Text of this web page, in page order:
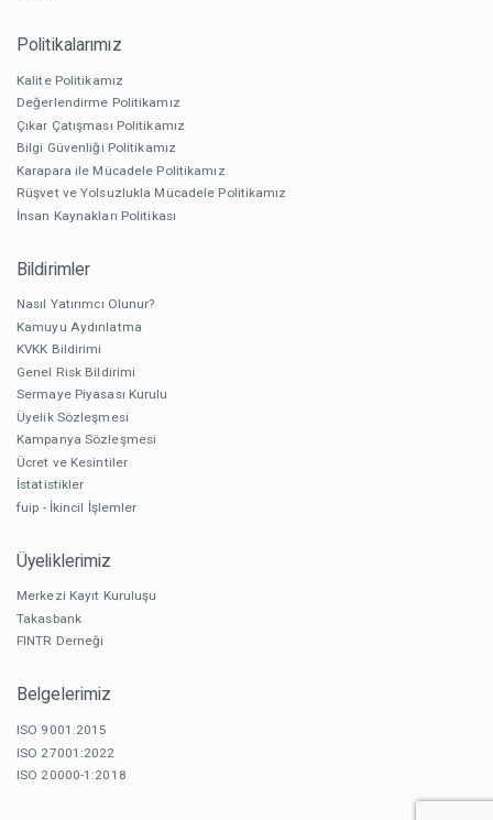
Politikalarımız
Kalite Politikamız
Değerlendirme Politikamız
Çıkar Çatışması Politikamız
Bilgi Güvenliği Politikamız
Karapara ile Mücadele Politikamız
Rüşvet ve Yolsuzlukla Mücadele Politikamız
İnsan Kaynakları Politikası
Bildirimler
Nasıl Yatırımcı Olunur?
Kamuyu Aydınlatma
KVKK Bildirimi
Genel Risk Bildirimi
Sermaye Piyasası Kurulu
Üyelik Sözleşmesi
Kampanya Sözleşmesi
Ücret ve Kesintiler
İstatistikler
fuip - İkincil İşlemler
Üyeliklerimiz
Merkezi Kayıt Kuruluşu
Takasbank
FINTR Derneği
Belgelerimiz
ISO 9001:2015
ISO 27001:2022
ISO 20000-1:2018